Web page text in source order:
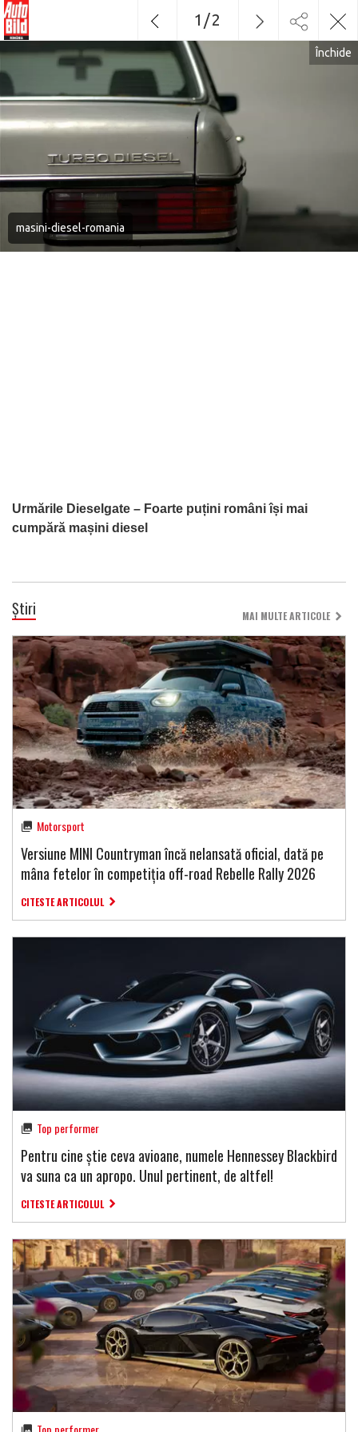
masini-diesel-romania
Urmările Dieselgate – Foarte puțini români își mai
cumpără mașini diesel
Închide
1 /2
Știri MAI MULTE ARTICOLE
Motorsport
Versiune MINI Countryman încă nelansată oficial, dată pe
mâna fetelor în competiția off-road Rebelle Rally 2026
CITESTE ARTICOLUL
Top performer
Pentru cine știe ceva avioane, numele Hennessey Blackbird
va suna ca un apropo. Unul pertinent, de altfel!
CITESTE ARTICOLUL